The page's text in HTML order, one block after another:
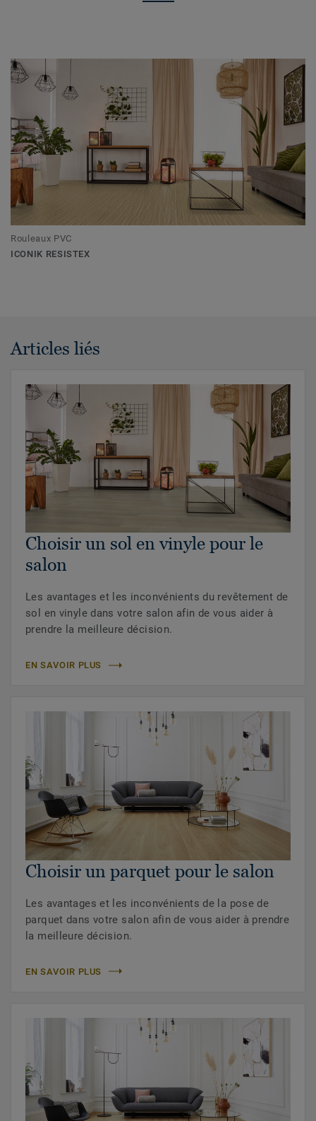
Rouleaux PVC
ICONIK RESISTEX
Articles liés
Choisir un sol en vinyle pour le
salon
Les avantages et les inconvénients du revêtement de
sol en vinyle dans votre salon afin de vous aider à
prendre la meilleure décision.
EN SAVOIR PLUS
Choisir un parquet pour le salon
Les avantages et les inconvénients de la pose de
parquet dans votre salon afin de vous aider à prendre
la meilleure décision.
EN SAVOIR PLUS